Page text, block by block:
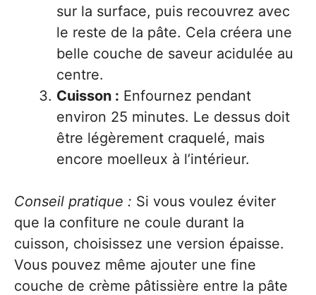
sur la surface, puis recouvrez avec
le reste de la pâte. Cela créera une
belle couche de saveur acidulée au
centre.
Cuisson : Enfournez pendant
environ 25 minutes. Le dessus doit
être légèrement craquelé, mais
encore moelleux à l’intérieur.
Conseil pratique : Si vous voulez éviter
que la confiture ne coule durant la
cuisson, choisissez une version épaisse.
Vous pouvez même ajouter une fine
couche de crème pâtissière entre la pâte